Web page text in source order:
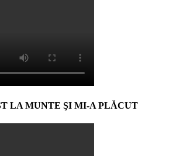
LA MUNTE ŞI MI-A PLĂCUT